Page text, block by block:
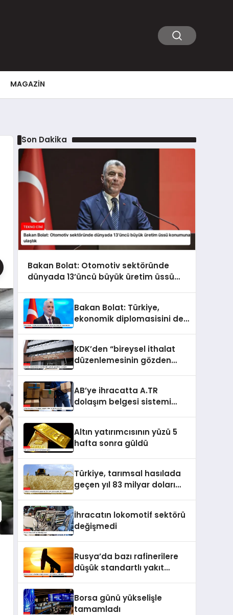
MAGAZIN
Son Dakika
Bakan Bolat: Otomotiv sektöründe
dünyada 13’üncü büyük üretim üssü
Bakan Bolat: Türkiye,
ekonomik diplomasisini de
KDK’den “bireysel ithalat
düzenlemesinin gözden
AB’ye ihracatta A.TR
dolaşım belgesi sistemi
Altın yatırımcısının yüzü 5
hafta sonra güldü
Türkiye, tarımsal hasılada
geçen yıl 83 milyar doları
İhracatın lokomotif sektörü
değişmedi
Rusya’da bazı rafinerilere
düşük standartlı yakıt
Borsa günü yükselişle
tamamladı